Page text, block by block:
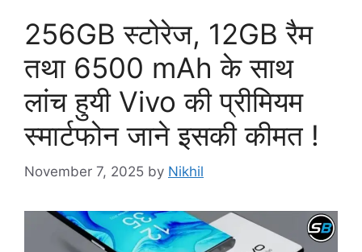
256GB स्टोरेज, 12GB रैम
तथा 6500 mAh के साथ
लांच हुयी Vivo की प्रीमियम
स्मार्टफोन जाने इसकी कीमत !
November 7, 2025 by Nikhil